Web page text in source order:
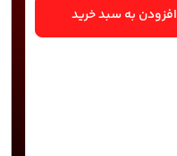
افزودن به سبد خرید